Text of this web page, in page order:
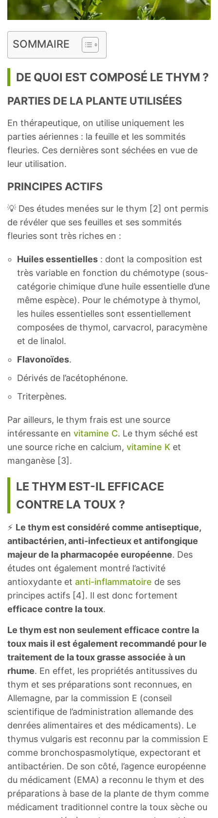
SOMMAIRE
DE QUOI EST COMPOSÉ LE THYM ?
PARTIES DE LA PLANTE UTILISÉES
En thérapeutique, on utilise uniquement les
parties aériennes : la feuille et les sommités
fleuries. Ces dernières sont séchées en vue de
leur utilisation.
PRINCIPES ACTIFS
💡 Des études menées sur le thym [2] ont permis
de révéler que ses feuilles et ses sommités
fleuries sont très riches en :
Huiles essentielles : dont la composition est
très variable en fonction du chémotype (sous-
catégorie chimique d’une huile essentielle d’une
même espèce). Pour le chémotype à thymol,
les huiles essentielles sont essentiellement
composées de thymol, carvacrol, paracymène
et de linalol.
Flavonoïdes.
Dérivés de l’acétophénone.
Triterpènes.
Par ailleurs, le thym frais est une source
intéressante en vitamine C. Le thym séché est
une source riche en calcium, vitamine K et
manganèse [3].
LE THYM EST-IL EFFICACE
CONTRE LA TOUX ?
⚡️ Le thym est considéré comme antiseptique,
antibactérien, anti-infectieux et antifongique
majeur de la pharmacopée européenne. Des
études ont également montré l’activité
antioxydante et anti-inflammatoire de ses
principes actifs [4]. Il est donc fortement
efficace contre la toux.
Le thym est non seulement efficace contre la
toux mais il est également recommandé pour le
traitement de la toux grasse associée à un
rhume. En effet, les propriétés antitussives du
thym et ses préparations sont reconnues, en
Allemagne, par la commission E (conseil
scientifique de l’administration allemande des
denrées alimentaires et des médicaments). Le
thymus vulgaris est reconnu par la commission E
comme bronchospasmolytique, expectorant et
antibactérien. De son côté, l’agence européenne
du médicament (EMA) a reconnu le thym et des
préparations à base de la plante de thym comme
médicament traditionnel contre la toux sèche ou